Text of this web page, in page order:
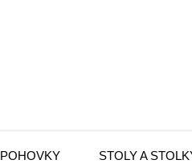
POHOVKY STOLY A